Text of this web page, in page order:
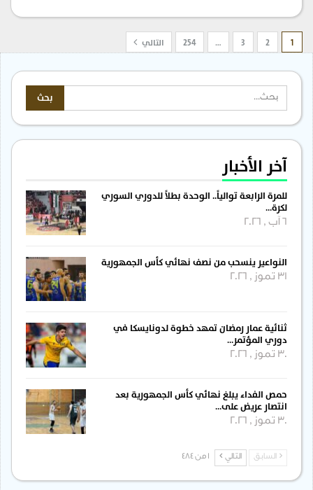
254 التالي
آخر الأخبار
للمرة الرابعة توالياً.. الوحدة بطلاً للدوري السوري
لكرة…
النواعير ينسحب من نصف نهائي كأس الجمهورية
31 تموز , 2026
ثنائية عمار رمضان تمهد خطوة لدونايسكا في
دوري المؤتمر…
30 تموز , 2026
حمص الفداء يبلغ نهائي كأس الجمهورية بعد
انتصار عريض على…
30 تموز , 2026
السابق التالي